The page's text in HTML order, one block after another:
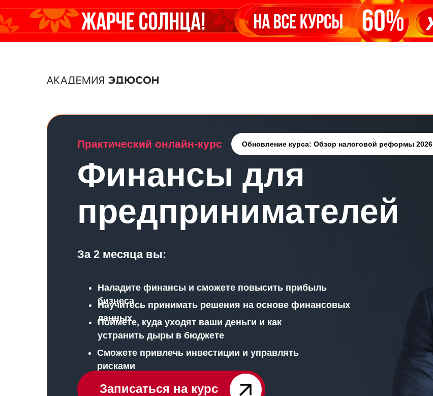
Финансы для
предпринимателей
Практический онлайн-курс
За 2 месяца вы:
Наладите финансы и сможете повысить прибыль
бизнеса
Научитесь принимать решения на основе финансовых
данных
Поймёте, куда уходят ваши деньги и как
устранить дыры в бюджете
Сможете привлечь инвестиции и управлять
рисками
Записаться на курс
Обновление курса: Обзор налоговой реформы 2026